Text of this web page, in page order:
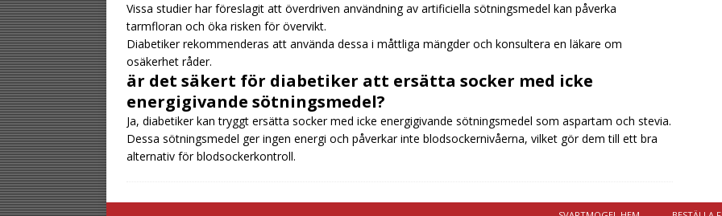
Vissa studier har föreslagit att överdriven användning av artificiella sötningsmedel kan påverka
tarmfloran och öka risken för övervikt.
Diabetiker rekommenderas att använda dessa i måttliga mängder och konsultera en läkare om
osäkerhet råder.
är det säkert för diabetiker att ersätta socker med icke
energigivande sötningsmedel?
Ja, diabetiker kan tryggt ersätta socker med icke energigivande sötningsmedel som aspartam och stevia.
Dessa sötningsmedel ger ingen energi och påverkar inte blodsockernivåerna, vilket gör dem till ett bra
alternativ för blodsockerkontroll.